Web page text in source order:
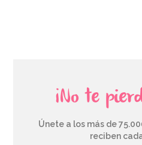
¡No te
Únete a los más de
reciben